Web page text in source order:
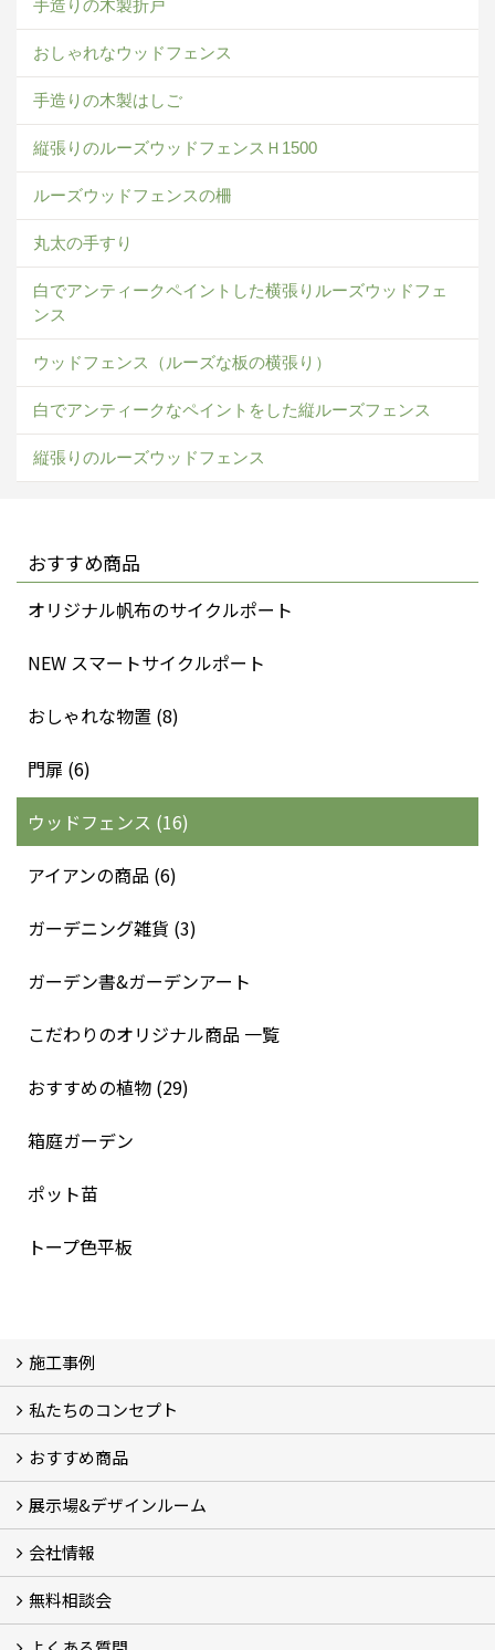
手造りの木製折戸
おしゃれなウッドフェンス
手造りの木製はしご
縦張りのルーズウッドフェンスＨ1500
ルーズウッドフェンスの柵
丸太の手すり
白でアンティークペイントした横張りルーズウッドフェ
ンス
ウッドフェンス（ルーズな板の横張り）
白でアンティークなペイントをした縦ルーズフェンス
縦張りのルーズウッドフェンス
おすすめ商品
オリジナル帆布のサイクルポート
NEW スマートサイクルポート
おしゃれな物置 (8)
門扉 (6)
ウッドフェンス (16)
アイアンの商品 (6)
ガーデニング雑貨 (3)
ガーデン書&ガーデンアート
こだわりのオリジナル商品 一覧
おすすめの植物 (29)
箱庭ガーデン
ポット苗
トープ色平板
施工事例
施工事例
お客様の声 (46)
私たちのコンセプト
コンセプト
完成までの流れ
お庭のメンテナンスについて
おすすめ商品
オリジナル帆布のサイクルポート
NEW スマートサイクルポート
おしゃれな物置 (8)
門扉 (6)
ウッドフェンス (16)
アイアンの商品 (6)
ガーデニング雑貨 (3)
ガーデン書&ガーデンアート
こだわりのオリジナル商品 一覧
おすすめの植物 (29)
箱庭ガーデン
ポット苗
展示場&デザインルーム
展示場&デザインルーム
会社情報
会社概要
スタッフ紹介 (11)
ブログ
コラム
アクセス
求人募集
無料相談会
無料相談会